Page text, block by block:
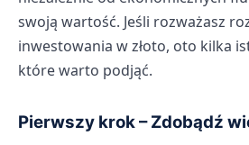
swoją wartość. Jeśli rozważasz
inwestowania w złoto, oto kilka
które warto podjąć.
Pierwszy krok – Zdobądź